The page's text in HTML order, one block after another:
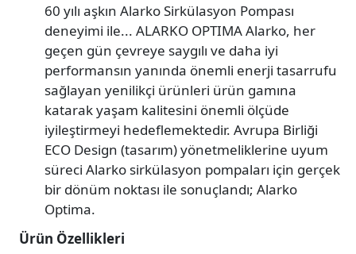
60 yılı aşkın Alarko Sirkülasyon Pompası
deneyimi ile... ALARKO OPTIMA Alarko, her
geçen gün çevreye saygılı ve daha iyi
performansın yanında önemli enerji tasarrufu
sağlayan yenilikçi ürünleri ürün gamına
katarak yaşam kalitesini önemli ölçüde
iyileştirmeyi hedeflemektedir. Avrupa Birliği
ECO Design (tasarım) yönetmeliklerine uyum
süreci Alarko sirkülasyon pompaları için gerçek
bir dönüm noktası ile sonuçlandı; Alarko
Optima.
Ürün Özellikleri